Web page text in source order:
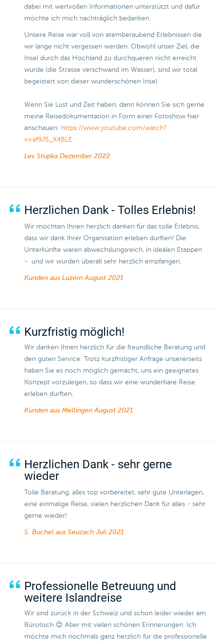
dabei mit wertvollen Informationen unterstützt und dafür
möchte ich mich nachträglich bedanken.
Unsere Reise war voll von atemberaubend Erlebnissen die
wir lange nicht vergessen werden. Obwohl unser Ziel, die
Insel durch das Hochland zu durchqueren nicht erreicht
wurde (die Strasse verschwand im Wasser), sind wir total
begeistert von dieser wunderschönen Insel.
Wenn Sie Lust und Zeit haben, dann können Sie sich gerne
meine Reisedokumentation in Form einer Fotoshow hier
anschauen: https://www.youtube.com/watch?
v=af9J5_X4BLE
Lev Stupka Dezember 2022
Herzlichen Dank - Tolles Erlebnis!
Wir möchten Ihnen herzlich danken für das tolle Erlebnis,
dass wir dank Ihrer Organisation erleben durften! Die
Unterkünfte waren abwechslungsreich, in idealen Etappen
- und wir wurden überall sehr herzlich empfangen.
Kunden aus LuzernAugust 2021
Kurzfristig möglich!
Wir danken Ihnen herzlich für die freundliche Beratung und
den guten Service. Trotz kurzfristiger Anfrage unsererseits
haben Sie es noch möglich gemacht, uns ein geeignetes
Konzept vorzulegen, so dass wir eine wunderbare Reise
erleben durften.
​​​​​​​Kunden aus MellingenAugust 2021
Herzlichen Dank - sehr gerne
wieder
Tolle Beratung, alles top vorbereitet, sehr gute Unterlagen,
eine einmalige Reise, vielen herzlichen Dank für alles - sehr
gerne wieder!
S. Buchel aus Seuzach Juli 2021
Professionelle Betreuung und
weitere Islandreise
Wir sind zurück in der Schweiz und schon leider wieder am
Bürotisch 😊 Aber mit vielen schönen Erinnerungen. Ich
möchte mich nochmals ganz herzlich für die professionelle